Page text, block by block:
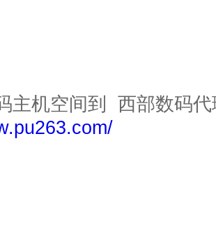
主机空间到 西部数码